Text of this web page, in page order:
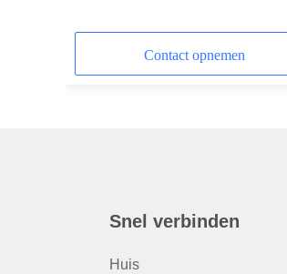
Contact opnemen
Snel verbinden
Huis